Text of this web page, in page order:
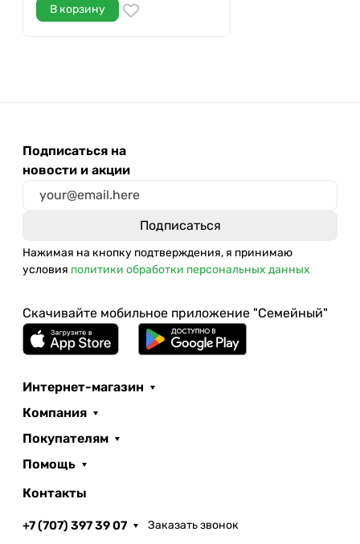
В корзину
Подписаться на
новости и акции
Нажимая на кнопку подтверждения, я принимаю
условия политики обработки персональных данных
Скачивайте мобильное приложение "Семейный"
Интернет-магазин
Компания
Покупателям
Помощь
Контакты
+7 (707) 397 39 07 Заказать звонок